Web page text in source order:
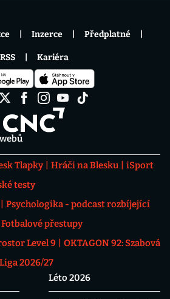
Tlapky Hráči na Blesku
iSport
testy
Psychologika - podcast rozbíjející
Fotbalové přestupy
Level 9
OKTAGON 92: Szabová
2026/27
Léto 2026
Inzerce Předplatné
RSS Kariéra